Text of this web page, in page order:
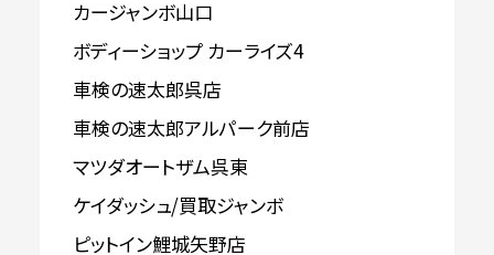
カージャンボ山口
ボディーショップ カーライズ4
車検の速太郎呉店
車検の速太郎アルパーク前店
マツダオートザム呉東
ケイダッシュ/買取ジャンボ
ピットイン鯉城矢野店